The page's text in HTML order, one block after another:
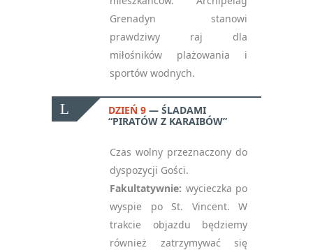
Oświadczam, że zapisując
się na newsletter
akceptuję politykę
prywatności RODO
Zapisz się
empty.
Grenadyn stanowi
prawdziwy raj dla
miłośników plażowania i
sportów wodnych.
DZIEŃ 9
ŚLADAMI
“PIRATÓW Z KARAIBÓW”
Czas wolny przeznaczony do
dyspozycji Gości.
Fakultatywnie: wycieczka po
wyspie po St. Vincent. W
trakcie objazdu będziemy
również zatrzymywać się